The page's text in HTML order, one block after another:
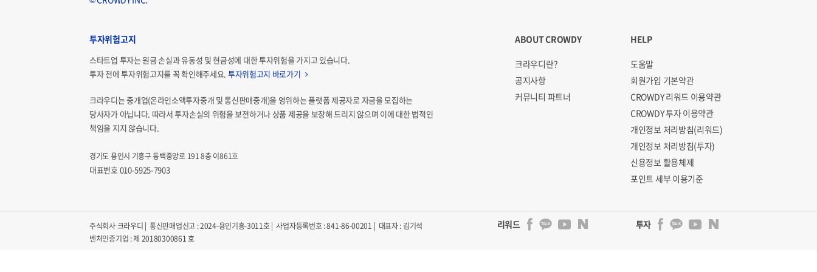
ABOUT CROWDY
크라우디란?
공지사항
커뮤니티 파트너
HELP
도움말
회원가입 기본약관
CROWDY 리워드 이용약관
CROWDY 투자 이용약관
개인정보 처리방침(리워드)
개인정보 처리방침(투자)
신용정보 활용체제
포인트 세부 이용기준
투자위험고지
스타트업 투자는 원금 손실과 유동성 및 현금성에 대한 투자위험을 가지고 있습니다.
투자 전에 투자위험고지를 꼭 확인해주세요. 투자위험고지 바로가기
크라우디는 중개업(온라인소액투자중개 및 통신판매중개)을 영위하는 플랫폼 제공자로 자금을 모집하는
당사자가 아닙니다. 따라서 투자손실의 위험을 보전하거나 상품 제공을 보장해 드리지 않으며 이에 대한 법적인
책임을 지지 않습니다.
경기도 용인시 기흥구 동백중앙로 191 8층 이861호
대표번호 010-5925-7903
리워드 투자
주식회사 크라우디 | 통신판매업신고 : 2024-용인기흥-3011호 | 사업자등록번호 : 841-86-00201 | 대표자 : 김기석
벤처인증기업 : 제 20180300861 호